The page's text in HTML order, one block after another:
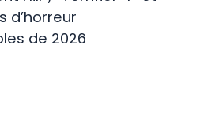
d’horreur
de 2026